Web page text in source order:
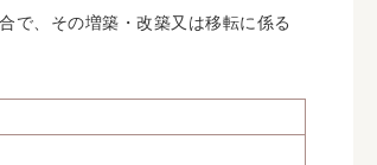
で、その増築・改築又は移転に係る